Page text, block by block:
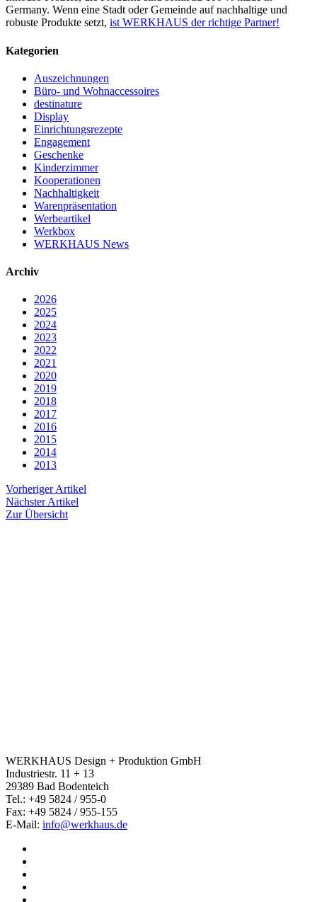
Germany. Wenn eine Stadt oder Gemeinde auf nachhaltige und
robuste Produkte setzt, ist WERKHAUS der richtige Partner!
Kategorien
Auszeichnungen
Büro- und Wohnaccessoires
destinature
Display
Einrichtungsrezepte
Engagement
Geschenke
Kinderzimmer
Kooperationen
Nachhaltigkeit
Warenpräsentation
Werbeartikel
Werkbox
WERKHAUS News
Archiv
2026
2025
2024
2023
2022
2021
2020
2019
2018
2017
2016
2015
2014
2013
Vorheriger Artikel
Nächster Artikel
Zur Übersicht
WERKHAUS Design + Produktion GmbH
Industriestr. 11 + 13
29389 Bad Bodenteich
Tel.: +49 5824 / 955-0
Fax: +49 5824 / 955-155
E-Mail: info@werkhaus.de